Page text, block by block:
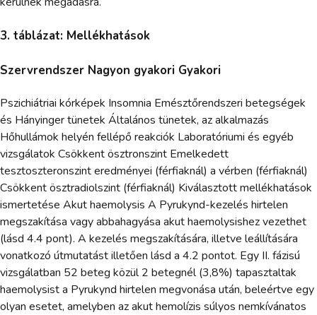
3. táblázat: Mellékhatások
Szervrendszer Nagyon gyakori Gyakori
Pszichiátriai kórképek Insomnia Emésztőrendszeri betegségek
és Hányinger tünetek Általános tünetek, az alkalmazás
Hőhullámok helyén fellépő reakciók Laboratóriumi és egyéb
vizsgálatok Csökkent ösztronszint Emelkedett
tesztoszteronszint eredményei (férfiaknál) a vérben (férfiaknál)
Csökkent ösztradiolszint (férfiaknál) Kiválasztott mellékhatások
ismertetése Akut haemolysis A Pyrukynd-kezelés hirtelen
megszakítása vagy abbahagyása akut haemolysishez vezethet
(lásd 4.4 pont). A kezelés megszakítására, illetve leállítására
vonatkozó útmutatást illetően lásd a 4.2 pontot. Egy II. fázisú
vizsgálatban 52 beteg közül 2 betegnél (3,8%) tapasztaltak
haemolysist a Pyrukynd hirtelen megvonása után, beleértve egy
olyan esetet, amelyben az akut hemolízis súlyos nemkívánatos